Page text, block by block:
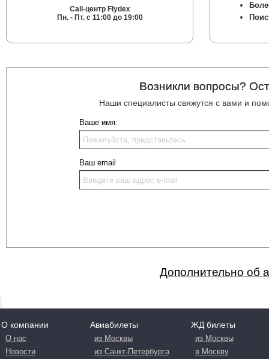
Call-центр Flydex
Пн. - Пт. с 11:00 до 19:00
Возникли вопросы?
Наши специалисты свяжутся с вами и
Ваше имя:
Ваш email
Дополнительно об
О компании
О нас
Новости
Авиабилеты
из Москвы
из Санкт-Петербурга
ЖД билеты
из Москвы
в Москву